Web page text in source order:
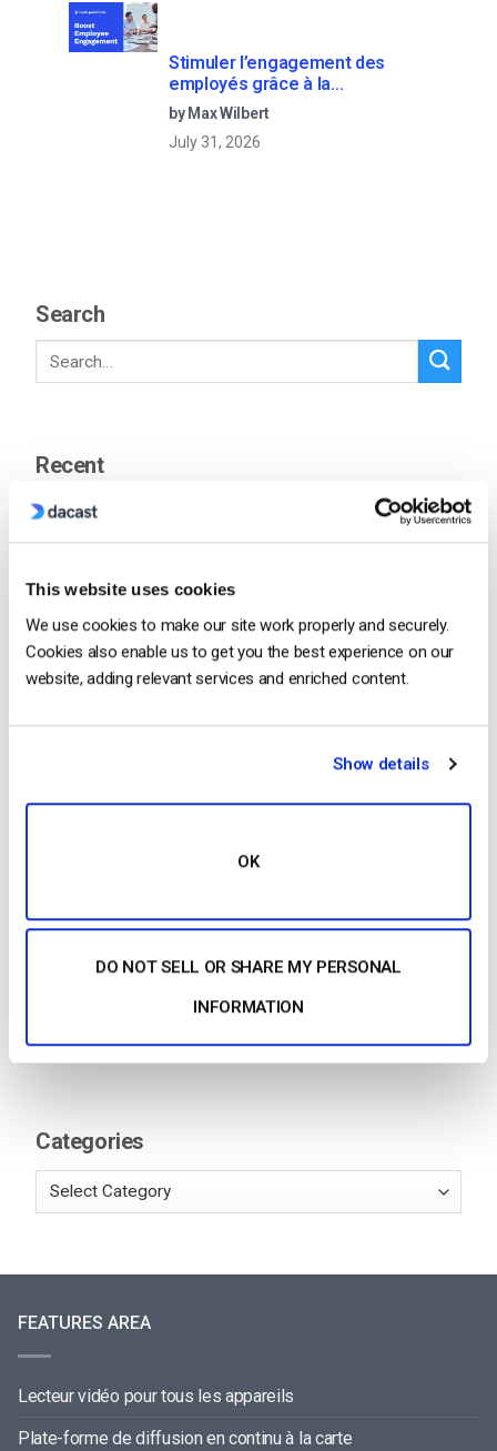
This website uses cookies
We use cookies to make our site work properly and securely.
Cookies also enable us to get you the best experience on our
website, adding relevant services and enriched content.
Show details
OK
DO NOT SELL OR SHARE MY PERSONAL
INFORMATION
Stimuler l’engagement des
employés grâce à la
communication d’entreprise en
direct
by Max Wilbert
July 31, 2026
Search
Recent
iPhone d’Apple en 6 étapes faciles
by Jon Whitehead
Stimuler l’engagement des employés
grâce à la communication d’entreprise
en direct
July 31, 2026
Categories
FEATURES AREA
Lecteur vidéo pour tous les appareils
Plate-forme de diffusion en continu à la carte